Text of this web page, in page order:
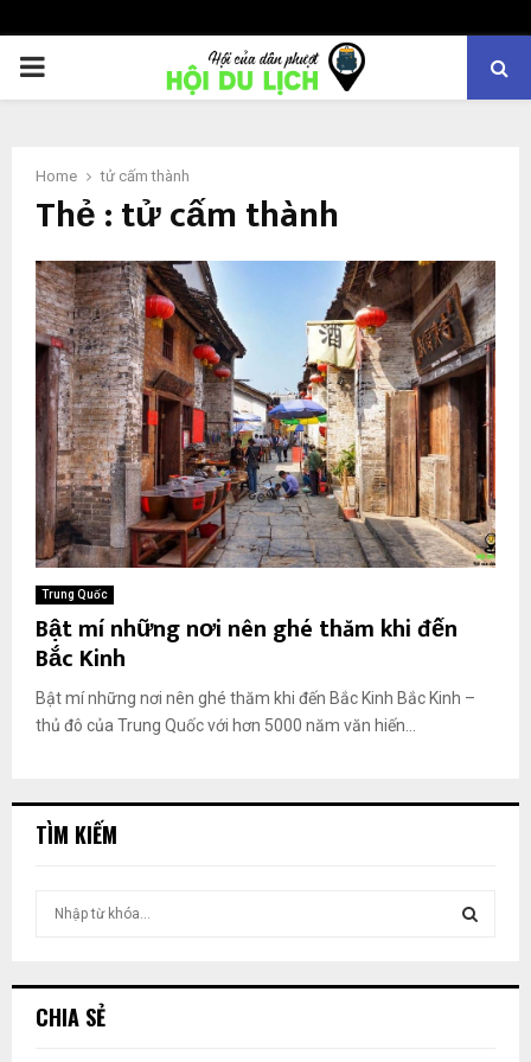
PRIMARY
Home tử cấm thành
Thẻ : tử cấm thành
Trung Quốc
Bật mí những nơi nên ghé thăm khi đến
Bắc Kinh
Bật mí những nơi nên ghé thăm khi đến Bắc Kinh Bắc Kinh –
thủ đô của Trung Quốc với hơn 5000 năm văn hiến...
TÌM KIẾM
ế
CHIA SẺ